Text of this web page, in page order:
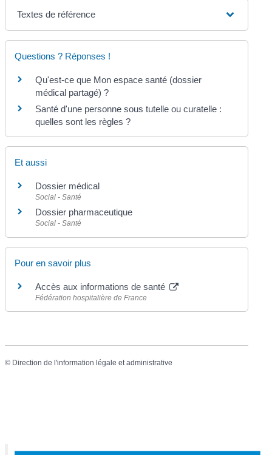
Textes de référence
Questions ? Réponses !
Qu'est-ce que Mon espace santé (dossier
médical partagé) ?
Santé d'une personne sous tutelle ou curatelle :
quelles sont les règles ?
Et aussi
Dossier médical
Social - Santé
Dossier pharmaceutique
Social - Santé
Pour en savoir plus
Accès aux informations de santé
Fédération hospitalière de France
© Direction de l'information légale et administrative